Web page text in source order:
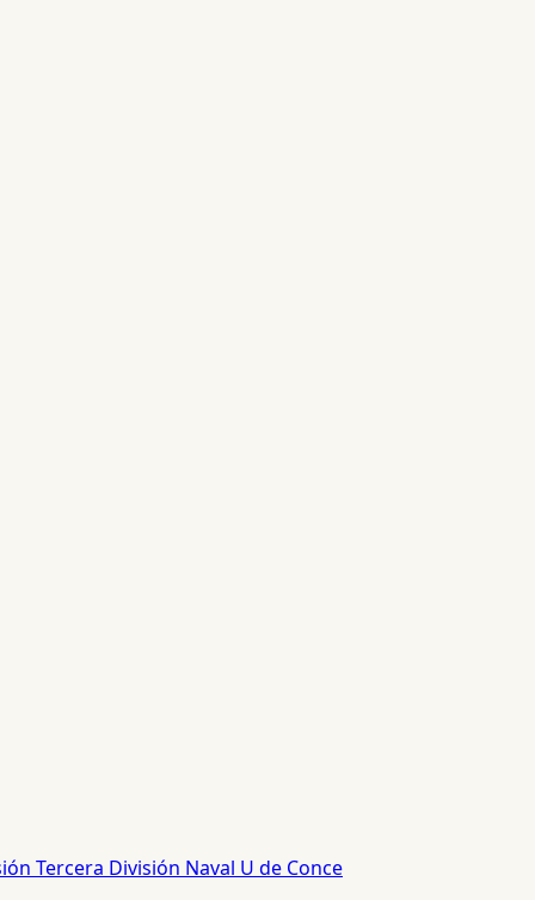
Tercera División Naval U de Conce